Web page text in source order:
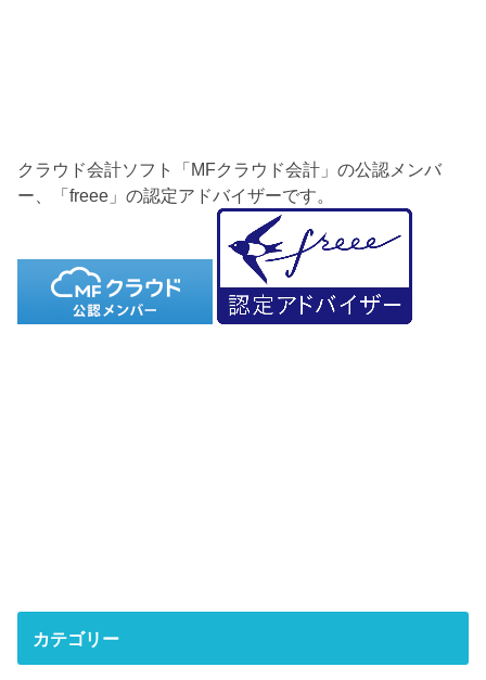
クラウド会計ソフト「MFクラウド会計」の公認メンバ
ー、「freee」の認定アドバイザーです。
カテゴリー